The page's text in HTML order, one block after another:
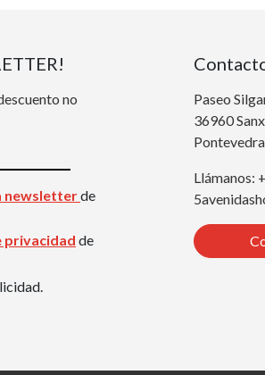
no
newsletterde
privacidad de
Paseo
36960
Pontevedra
Llámanos: